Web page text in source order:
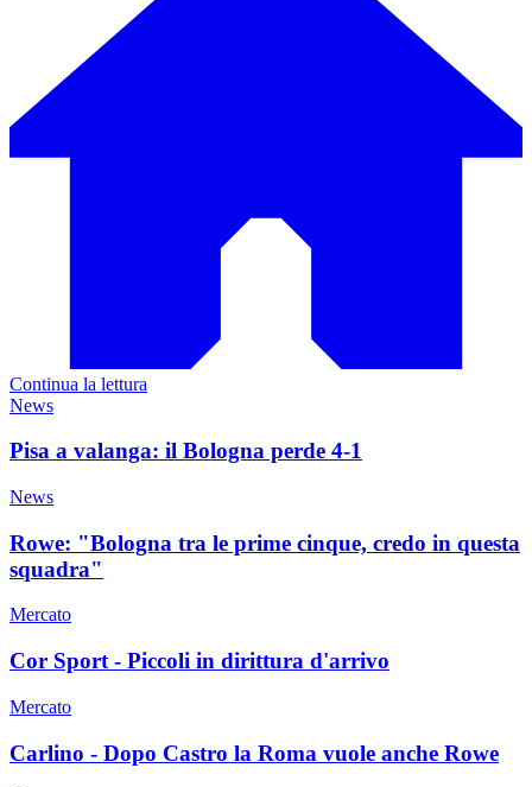
Continua la lettura
News
Pisa a valanga: il Bologna perde 4-1
News
Rowe: "Bologna tra le prime cinque, credo in questa
squadra"
Mercato
Cor Sport - Piccoli in dirittura d'arrivo
Mercato
Carlino - Dopo Castro la Roma vuole anche Rowe